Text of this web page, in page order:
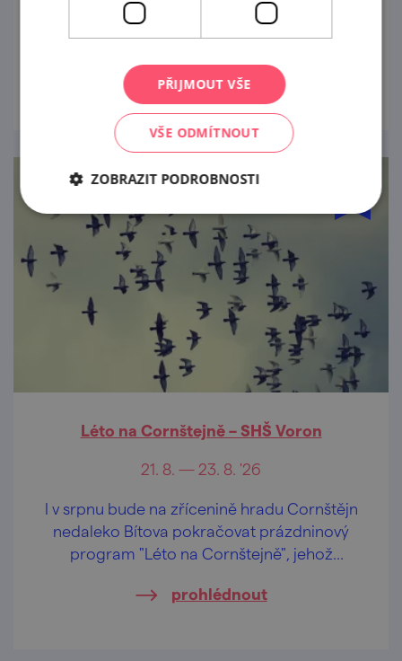
připravuje každoročně pestrý prázdninový
program také pro návštěvníky zříceniny
prohlédnout
Léto na Cornštejně – SHŠ Voron
21. 8. — 23. 8. '26
I v srpnu bude na zřícenině hradu Cornštějn
nedaleko Bítova pokračovat prázdninový
program "Léto na Cornštejně", jehož
dobová vojenská ležení.
prohlédnout
PŘIJMOUT VŠE
VŠE ODMÍTNOUT
ZOBRAZIT PODROBNOSTI